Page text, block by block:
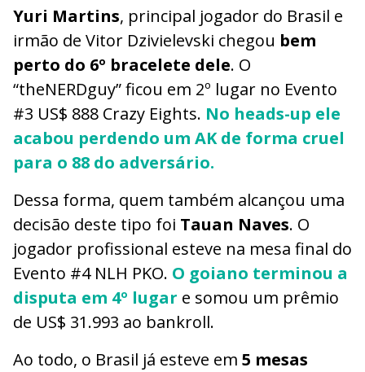
Yuri Martins, principal jogador do Brasil e
irmão de Vitor Dzivielevski chegou bem
perto do 6º bracelete dele. O
“theNERDguy” ficou em 2º lugar no Evento
#3 US$ 888 Crazy Eights. No heads-up ele
acabou perdendo um AK de forma cruel
para o 88 do adversário.
Dessa forma, quem também alcançou uma
decisão deste tipo foi Tauan Naves. O
jogador profissional esteve na mesa final do
Evento #4 NLH PKO. O goiano terminou a
disputa em 4º lugar e somou um prêmio
de US$ 31.993 ao bankroll.
Ao todo, o Brasil já esteve em 5 mesas